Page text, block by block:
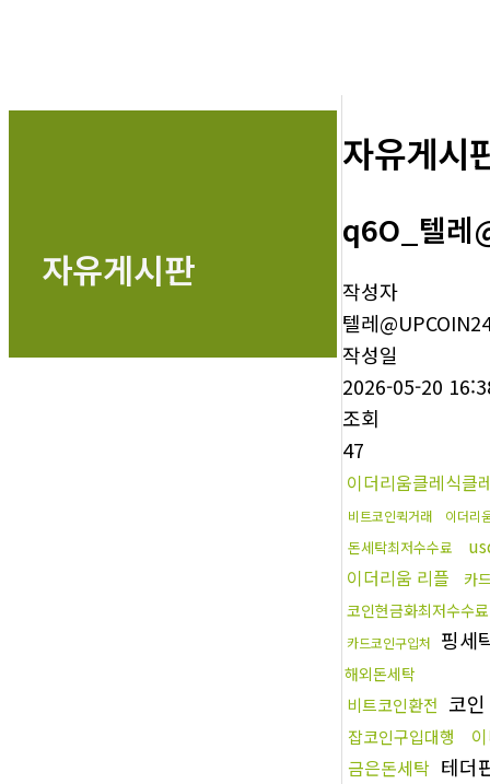
자유게시판
자유게시
q6O_텔레
작성자
텔레
작성일
2026-05-20
조회
47
이더리움클레식클
비트코인퀵거래 이더리
돈세탁최저수수료
이더리움 리플
카
코인현금화최저수수료
카드코인구입처 핑세
해외돈세탁
비트코인환전 코
잡코인구입대행
금은돈세탁 테더